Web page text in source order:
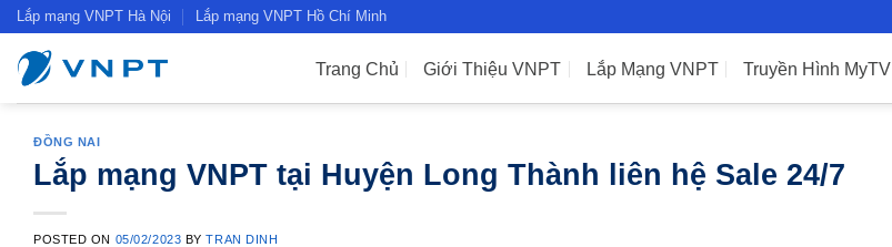
Skip
content
Lắp mạng VNPT Hà Nội Lắp mạng VNPT Hồ Chí Minh
Trang Chủ Giới Thiệu VNPT Lắp Mạng VNPT Truyền Hình MyTV
ĐỒNG NAI
Lắp mạng VNPT tại Huyện Long Thành liên hệ Sale 24/7
POSTED ON 05/02/2023 BYTRAN DINH